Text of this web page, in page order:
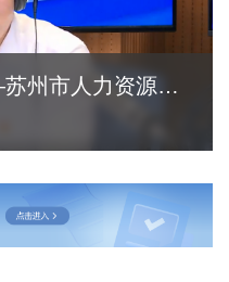
2026年6月10日——苏州市人力资源和社会保障局